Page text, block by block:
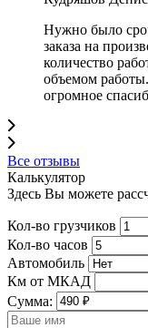
Нужно было
заказа на
количество
объемом
огромное
Все отзывы
Калькулятор
Здесь Вы можете
Кол-во грузчиков
Кол-во часов
Автомобиль
Км от МКАД
Сумма: